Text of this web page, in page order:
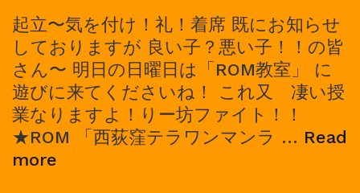
起立〜気を付け！礼！着席 既にお知らせ
しておりますが 良い子？悪い子！！の皆
さん〜 明日の日曜日は「ROM教室」 に
遊びに来てくださいね！ これ又 凄い授
業なりますよ！りー坊ファイト！！
★ROM 「西荻窪テラワンマンラ … Read
more